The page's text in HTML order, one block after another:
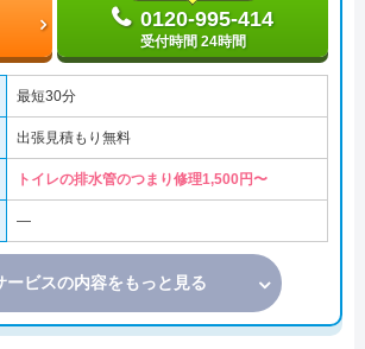
0120-995-414
受付時間 24時間
最短30分
出張見積もり無料
トイレの排水管のつまり修理1,500円〜
―
ービスの内容をもっと見る